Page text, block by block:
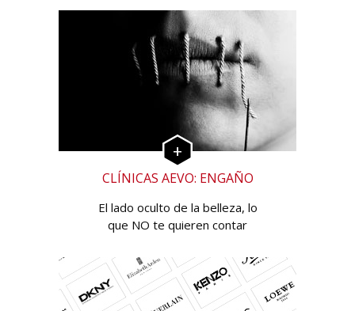
CLÍNICAS AEVO: ENGAÑO
El lado oculto de la belleza, lo
que NO te quieren contar